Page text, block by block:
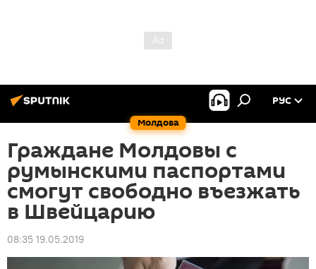
Молдова
РУС
Граждане Молдовы с
румынскими паспортами
смогут свободно въезжать
в Швейцарию
08:35 19.05.2019